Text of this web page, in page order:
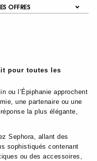
OFFRES
pour toutes les
ou l’Épiphanie approchent
une partenaire ou une
la plus élégante,
Sephora, allant des
sophistiqués contenant
ou des accessoires,